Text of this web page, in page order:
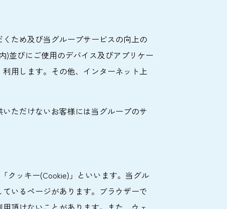
ため及び当グループサービスの向上の
)並びにご使用のデバイス及びアプリケー
用します。その他、インターネット上
ただけないお客様には当グループのサ
クッキー(Cookie)」といいます。当グル
いるページがあります。ブラウザーで